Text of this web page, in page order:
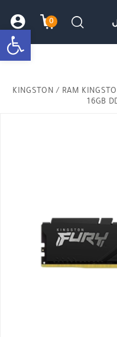
كل جديد ؟
0
עגלתחיפוש
KINGSTON/ RAM
16GB